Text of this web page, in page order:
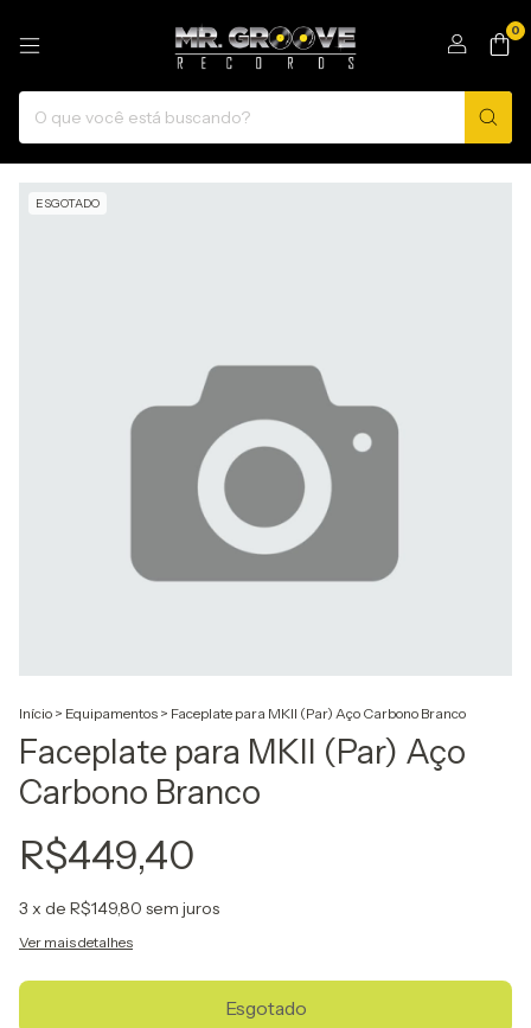
0
ESGOTADO
Início > Equipamentos > Faceplate para MKII (Par) Aço Carbono Branco
Faceplate para MKII (Par) Aço
Carbono Branco
R$449,40
3 x de R$149,80 sem juros
Ver mais detalhes